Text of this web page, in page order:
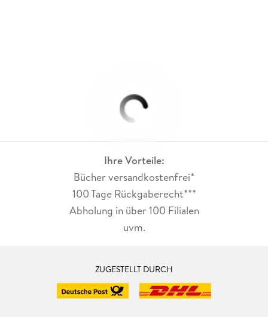
Ihre Vorteile:
Bücher versandkostenfrei*
100 Tage Rückgaberecht***
Abholung in über 100 Filialen
uvm.
ZUGESTELLT DURCH